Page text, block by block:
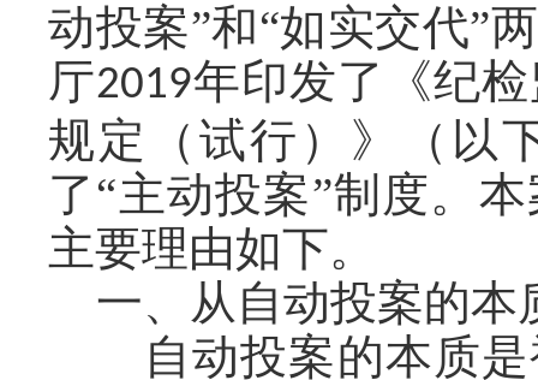
动投案”和“如实交代”
厅2019年印发了《纪
规定（试行）》（以
了“主动投案”制度。
主要理由如下。
一、从自动投案的本
自动投案的本质是